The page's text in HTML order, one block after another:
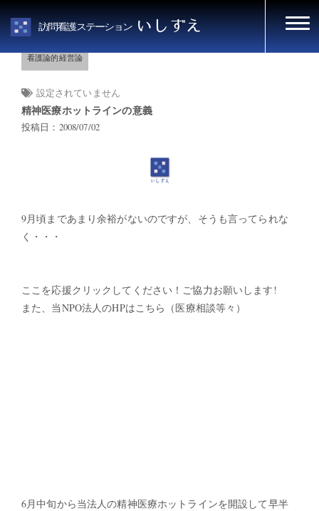
訪問看護ステーション いしずえ
HOME 看護論的経営論
看護論的経営論
設定されていません
精神医療ホットラインの意義
投稿日：2008/07/02
9月頃まであまり余裕がないのですが、そうも言ってられな
く・・・
ここを応援クリックしてください！ご協力お願いします!
また、当NPO法人のHPはこちら（医療相談等々）
6月中旬から当法人の精神医療ホットラインを開設して早半